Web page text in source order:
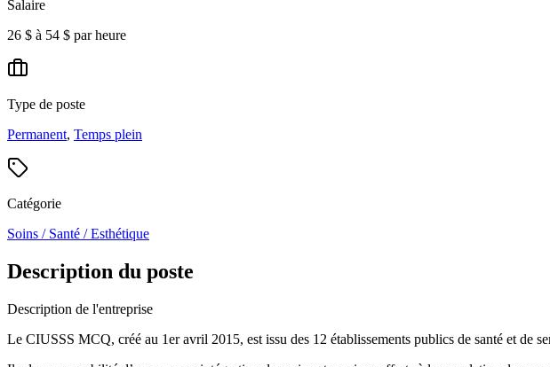
Salaire
26 $ à 54 $ par heure
Type de poste
Permanent, Temps plein
Catégorie
Soins / Santé / Esthétique
Description du poste
Description de l'entreprise
Le CIUSSS MCQ, créé au 1er avril 2015, est issu des 12 établissements publics de santé et de